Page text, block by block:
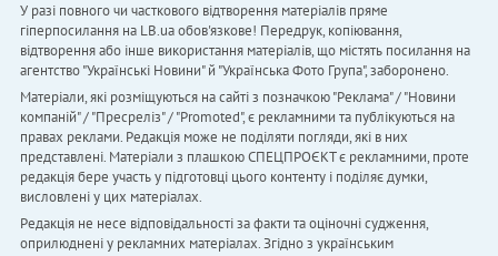
У разі повного чи часткового відтворення матеріалів пряме
гіперпосилання на LB.ua обов'язкове! Передрук, копіювання,
відтворення або інше використання матеріалів, що містять посилання на
агентство "Українськi Новини" й "Українська Фото Група", заборонено.
Матеріали, які розміщуються на сайті з позначкою "Реклама" / "Новини
компаній" / "Пресреліз" / "Promoted", є рекламними та публікуються на
правах реклами. Редакція може не поділяти погляди, які в них
представлені. Матеріали з плашкою СПЕЦПРОЄКТ є рекламними, проте
редакція бере участь у підготовці цього контенту і поділяє думки,
висловлені у цих матеріалах.
Редакція не несе відповідальності за факти та оціночні судження,
оприлюднені у рекламних матеріалах. Згідно з українським